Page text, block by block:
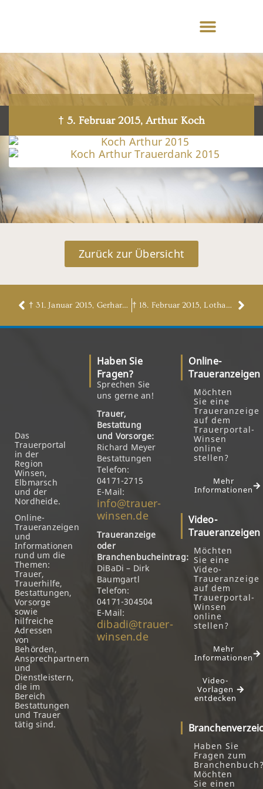
† 5. Februar 2015, Arthur Koch
Zurück zur Übersicht
† 31. Januar 2015, Gerhard Heitmann † 18. Februar 2015, Lothar Schmidt
Das
Trauerportal
in der
Region
Winsen,
Elbmarsch
und der
Nordheide.
Online-
Traueranzeigen
und
Informationen
rund um die
Themen:
Trauer,
Trauerhilfe,
Bestattungen,
Vorsorge
sowie
hilfreiche
Adressen
von
Behörden,
Ansprechpartnern
und
Dienstleistern,
die im
Bereich
Bestattungen
und Trauer
tätig sind.
Haben Sie
Fragen?
Sprechen Sie
uns gerne an!
Trauer,
Bestattung
und Vorsorge:
Richard Meyer
Bestattungen
Telefon:
04171-2715
E-Mail:
info@trauer-
winsen.de
Traueranzeige
oder
Branchenbucheintrag:
DiBaDi – Dirk
Baumgartl
Telefon:
04171-304504
E-Mail:
dibadi@trauer-
winsen.de
Online-
Traueranzeigen
Möchten
Sie eine
Traueranzeige
auf dem
Trauerportal-
Winsen
online
stellen?
Mehr
Informationen
Video-
Traueranzeigen
Möchten
Sie eine
Video-
Traueranzeige
auf dem
Trauerportal-
Winsen
online
stellen?
Mehr
Informationen
Video-
Vorlagen
entdecken
Haben Sie
Fragen zum
Möchten
Sie einen